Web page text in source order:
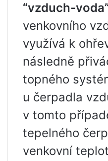
“vzduch-
venkovního
využívá k
následně
topného
u čerpadla
v tomto
tepelného
venkovní